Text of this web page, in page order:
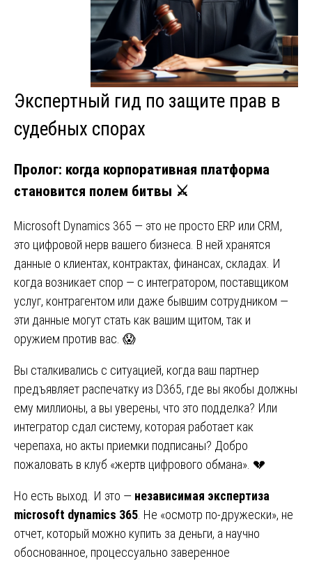
Экспертный гид по защите прав в
судебных спорах
Пролог: когда корпоративная платформа
становится полем битвы ⚔️
Microsoft Dynamics 365 — это не просто ERP или CRM,
это цифровой нерв вашего бизнеса. В ней хранятся
данные о клиентах, контрактах, финансах, складах. И
когда возникает спор — с интегратором, поставщиком
услуг, контрагентом или даже бывшим сотрудником —
эти данные могут стать как вашим щитом, так и
оружием против вас. 😱
Вы сталкивались с ситуацией, когда ваш партнер
предъявляет распечатку из D365, где вы якобы должны
ему миллионы, а вы уверены, что это подделка? Или
интегратор сдал систему, которая работает как
черепаха, но акты приемки подписаны? Добро
пожаловать в клуб «жертв цифрового обмана». 💔
Но есть выход. И это — независимая экспертиза
microsoft dynamics 365. Не «осмотр по-дружески», не
отчет, который можно купить за деньги, а научно
обоснованное, процессуально заверенное